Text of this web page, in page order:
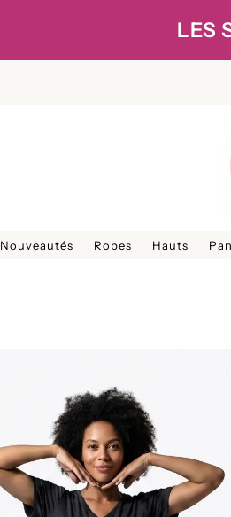
LES
Nouveautés Robes Hauts